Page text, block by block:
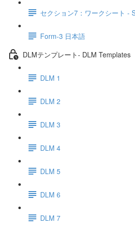
セクション7：ワークシート -
Form-3 日本語
DLMテンプレート- DLM Templates
DLM 1
DLM 2
DLM 3
DLM 4
DLM 5
DLM 6
DLM 7